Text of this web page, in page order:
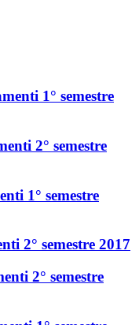
1° semestre
2° semestre
1° semestre
2° semestre 2017
2° semestre